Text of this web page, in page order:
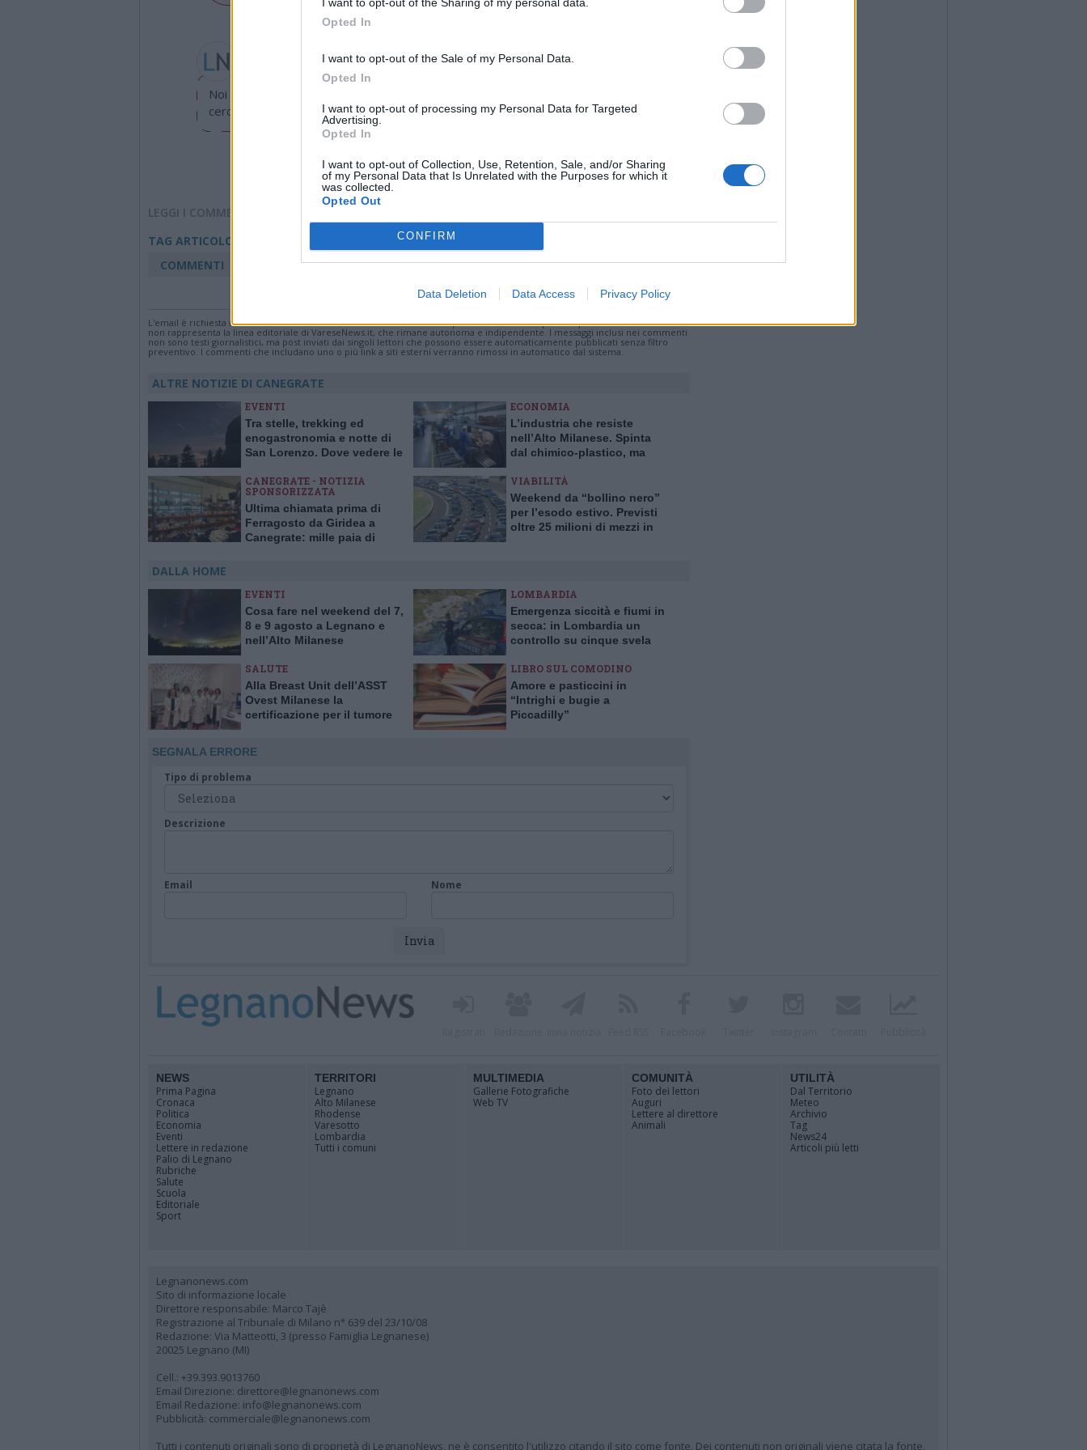
Opted In
I want to opt-out of the Sale of my Personal Data.
Opted In
I want to opt-out of processing my Personal Data for Targeted
Advertising.
Opted In
I want to opt-out of Collection, Use, Retention, Sale, and/or Sharing
of my Personal Data that Is Unrelated with the Purposes for which it
was collected.
Opted Out
CONFIRM
Data Deletion Data Access Privacy Policy
gea.somazzi@legnanonews.com
Noi di LegnanoNews abbiamo a cuore l'informazione del nostro territorio e
cerchiamo di essere sempre in prima linea per informarvi con attenzione.
Pubblicato il 13 Febbraio 2023
LEGGI I COMMENTI
TAG ARTICOLO
Marcia della Pace Perugia – Assisi
pace
COMMENTI
per commentare questo articolo.
L'email è richiesta ma non verrà mostrata ai visitatori. Il contenuto di questo commento esprime il pensiero dell'autore e
non rappresenta la linea editoriale di VareseNews.it, che rimane autonoma e indipendente. I messaggi inclusi nei commenti
non sono testi giornalistici, ma post inviati dai singoli lettori che possono essere automaticamente pubblicati senza filtro
preventivo. I commenti che includano uno o più link a siti esterni verranno rimossi in automatico dal sistema.
ALTRE NOTIZIE DI CANEGRATE
EVENTI
Tra stelle, trekking ed
enogastronomia e notte di
San Lorenzo. Dove vedere le
ECONOMIA
L’industria che resiste
nell’Alto Milanese. Spinta
dal chimico-plastico, ma
CANEGRATE - NOTIZIA
SPONSORIZZATA
Ultima chiamata prima di
Ferragosto da Giridea a
Canegrate: mille paia di
VIABILITÀ
Weekend da “bollino nero”
per l’esodo estivo. Previsti
oltre 25 milioni di mezzi in
DALLA HOME
EVENTI
Cosa fare nel weekend del 7,
8 e 9 agosto a Legnano e
nell’Alto Milanese
LOMBARDIA
Emergenza siccità e fiumi in
secca: in Lombardia un
controllo su cinque svela
SALUTE
Alla Breast Unit dell’ASST
Ovest Milanese la
certificazione per il tumore
LIBRO SUL COMODINO
Amore e pasticcini in
“Intrighi e bugie a
Piccadilly”
SEGNALA ERRORE
Tipo di problema
Descrizione
Email Nome
NEWS
Prima Pagina
Cronaca
Politica
Economia
Eventi
Lettere in redazione
Palio di Legnano
Rubriche
Salute
Scuola
Editoriale
Sport
TERRITORI
Legnano
Alto Milanese
Rhodense
Varesotto
Lombardia
Tutti i comuni
MULTIMEDIA
Gallerie Fotografiche
Web TV
COMUNITÀ
Foto dei lettori
Auguri
Lettere al direttore
Animali
UTILITÀ
Dal Territorio
Meteo
Archivio
Tag
News24
Articoli più letti
Legnanonews.com
Sito di informazione locale
Direttore responsabile: Marco Tajè
Registrazione al Tribunale di Milano n° 639 del 23/10/08
Redazione: Via Matteotti, 3 (presso Famiglia Legnanese)
20025 Legnano (MI)
Cell.: +39.393.9013760
Email Direzione: direttore@legnanonews.com
Email Redazione: info@legnanonews.com
Pubblicità: commerciale@legnanonews.com
Tutti i contenuti originali sono di proprietà di LegnanoNews, ne è consentito l'utilizzo citando il sito come fonte. Dei contenuti non originali viene citata la fonte.